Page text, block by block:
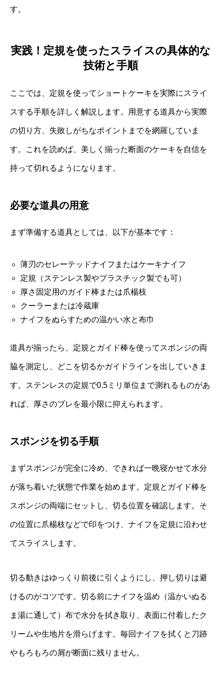
す。
実践！定規を使ったスライスの具体的な
技術と手順
ここでは、定規を使ってショートケーキを実際にスライ
スする手順を詳しく解説します。用意する道具から実際
の切り方、失敗しがちなポイントまでを網羅していま
す。これを読めば、美しく揃った断面のケーキを自信を
持って切れるようになります。
必要な道具の用意
まず準備する道具としては、以下が基本です：
薄刃のセレーテッドナイフまたはケーキナイフ
定規（ステンレス製やプラスチック製でも可）
厚さ固定用のガイド棒または爪楊枝
クーラーまたは冷蔵庫
ナイフをぬらすための温かい水と布巾
道具が揃ったら、定規とガイド棒を使ってスポンジの両
脇を測定し、どこを切るかガイドラインを出していきま
す。ステンレスの定規で0.5ミリ単位まで測れるものがあ
れば、厚さのブレを最小限に抑えられます。
スポンジを切る手順
まずスポンジが完全に冷め、できれば一晩寝かせて水分
が落ち着いた状態で作業を始めます。定規とガイド棒を
スポンジの両端にセットし、切る位置を確認します。そ
の位置に爪楊枝などで印をつけ、ナイフを定規に沿わせ
てスライスします。
切る動きはゆっくり前後に引くようにし、押し切りは避
けるのがコツです。切る前にナイフを温め（温かいぬる
ま湯に通して）布で水分を拭き取り、表面に付着したク
リームや生地片を滑らげます。毎回ナイフを拭くと刀跡
やもろもろの屑が断面に残りません。